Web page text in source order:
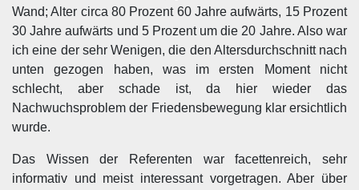
Wand; Alter circa 80 Prozent 60 Jahre aufwärts, 15 Prozent
30 Jahre aufwärts und 5 Prozent um die 20 Jahre. Also war
ich eine der sehr Wenigen, die den Altersdurchschnitt nach
unten gezogen haben, was im ersten Moment nicht
schlecht, aber schade ist, da hier wieder das
Nachwuchsproblem der Friedensbewegung klar ersichtlich
wurde.
Das Wissen der Referenten war facettenreich, sehr
informativ und meist interessant vorgetragen. Aber über